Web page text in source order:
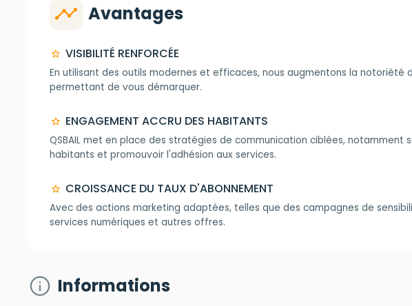
timeline Avantages
star VISIBILITÉ RENFORCÉE
En utilisant des outils modernes et efficaces, nous augmentons la
permettant de vous démarquer.
star ENGAGEMENT ACCRU DES HABITANTS
QSBAIL met en place des stratégies de communication ciblées,
habitants et promouvoir l'adhésion aux services.
star CROISSANCE DU TAUX D'ABONNEMENT
Avec des actions marketing adaptées, telles que des campagnes de
services numériques et autres offres.
info Informations